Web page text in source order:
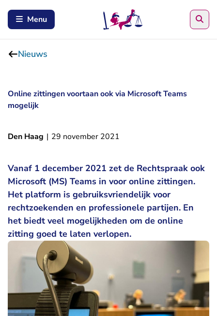
Menu
Nieuws
Online zittingen voortaan ook via Microsoft Teams
mogelijk
Den Haag | 29 november 2021
Vanaf 1 december 2021 zet de Rechtspraak ook
Microsoft (MS) Teams in voor online zittingen.
Het platform is gebruiksvriendelijk voor
rechtzoekenden en professionele partijen. En
het biedt veel mogelijkheden om de online
zitting goed te laten verlopen.